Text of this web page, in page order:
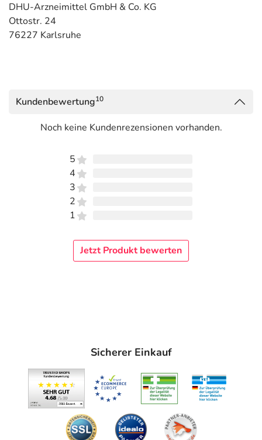
DHU-Arzneimittel GmbH & Co. KG
Ottostr. 24
76227 Karlsruhe
Kundenbewertung10
Noch keine Kundenrezensionen vorhanden.
5
4
3
2
1
Jetzt Produkt bewerten
Sicherer Einkauf